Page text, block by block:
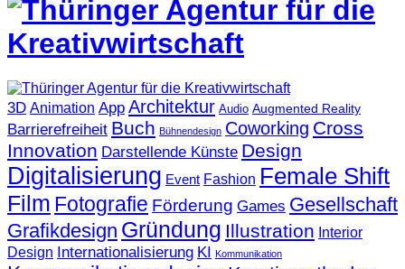
3D Animation App Architektur Audio Augmented Reality
Barrierefreiheit Buch Bühnendesign Coworking Cross
Innovation Darstellende Künste Design
Digitalisierung Event Fashion Female Shift
Film Fotografie Förderung Games Gesellschaft
Grafikdesign Gründung Illustration Interior
Design Internationalisierung KI Kommunikation